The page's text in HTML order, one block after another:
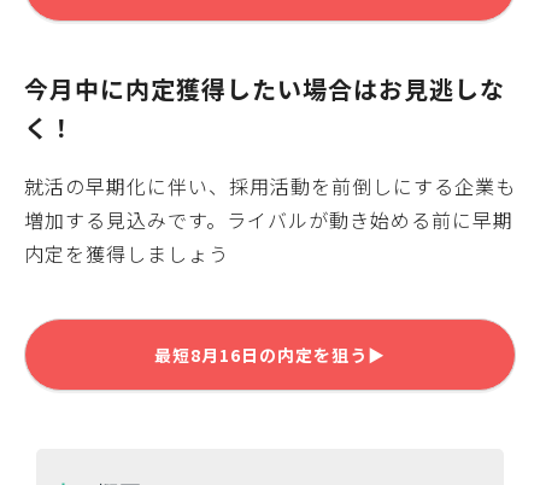
今月中に内定獲得したい場合はお見逃しな
く！
就活の早期化に伴い、採用活動を前倒しにする企業も
増加する見込みです。ライバルが動き始める前に早期
内定を獲得しましょう
最短8月16日 の内定を狙う▶